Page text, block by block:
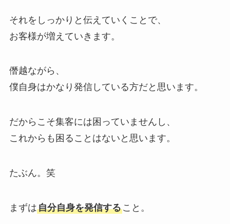
それをしっかりと伝えていくことで、
お客様が増えていきます。
僭越ながら、
僕自身はかなり発信している方だと思います。
だからこそ集客には困っていませんし、
これからも困ることはないと思います。
たぶん。笑
まずは自分自身を発信すること。